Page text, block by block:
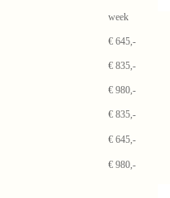
week
€ 645,-
€ 835,-
€ 980,-
€ 835,-
€ 645,-
€ 980,-